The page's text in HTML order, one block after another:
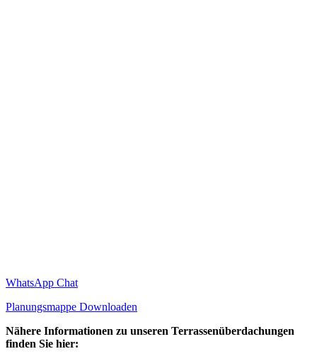
WhatsApp Chat
Planungsmappe Downloaden
Nähere Informationen zu unseren Terrassenüberdachungen
finden Sie hier: